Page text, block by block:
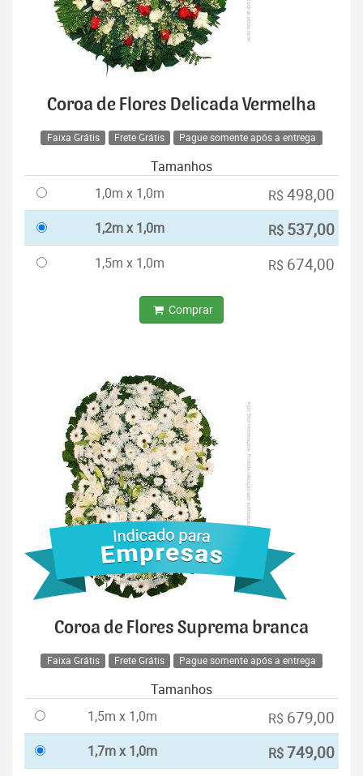
Coroa de Flores Delicada Vermelha
Faixa Grátis Frete Grátis Pague somente após a entrega
Tamanhos
1,0m x 1,0m
R$ 498,00
1,2m x 1,0m R$ 537,00
1,5m x 1,0m R$ 674,00
Comprar
Coroa de Flores Suprema branca
Faixa Grátis Frete Grátis Pague somente após a entrega
Tamanhos
1,5m x 1,0m
R$ 679,00
1,7m x 1,0m R$749,00